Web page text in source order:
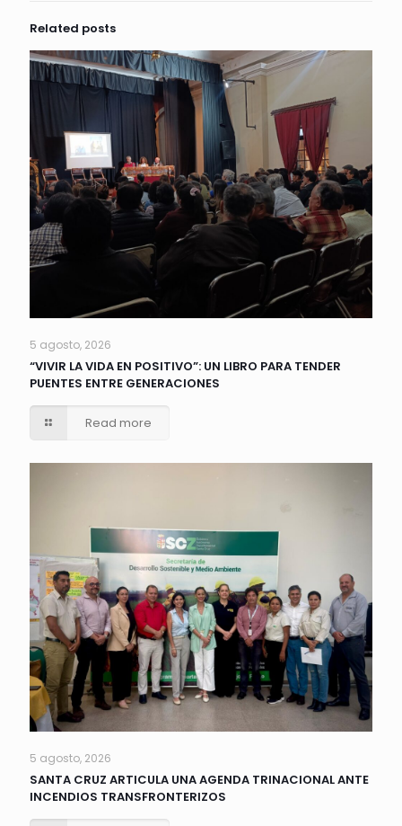
Related posts
5 agosto, 2026
“VIVIR LA VIDA EN POSITIVO”: UN LIBRO PARA TENDER
PUENTES ENTRE GENERACIONES
Read more
5 agosto, 2026
SANTA CRUZ ARTICULA UNA AGENDA TRINACIONAL ANTE
INCENDIOS TRANSFRONTERIZOS